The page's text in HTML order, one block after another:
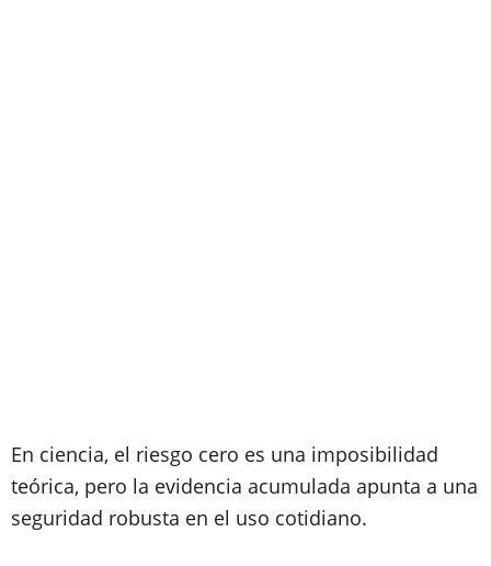
En ciencia, el riesgo cero es una imposibilidad
teórica, pero la evidencia acumulada apunta a una
seguridad robusta en el uso cotidiano.